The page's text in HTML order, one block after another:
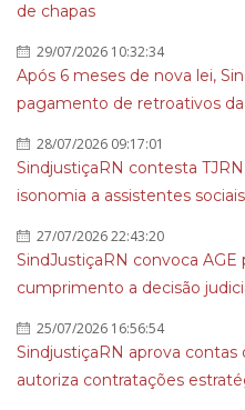
de chapas
29/07/2026 10:32:34
Após 6 meses de nova lei,
pagamento de retroativos
28/07/2026 09:17:01
SindjustiçaRN contesta
isonomia a assistentes sociais
27/07/2026 22:43:20
SindJustiçaRN convoca AGE
cumprimento a decisão
25/07/2026 16:56:54
SindjustiçaRN aprova contas
autoriza contratações